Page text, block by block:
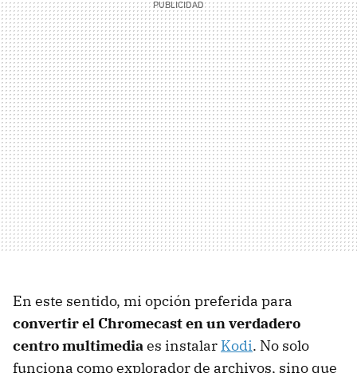
En este sentido, mi opción preferida para
convertir el Chromecast en un verdadero
centro multimediaes instalar Kodi. No solo
funciona como explorador de archivos, sino que